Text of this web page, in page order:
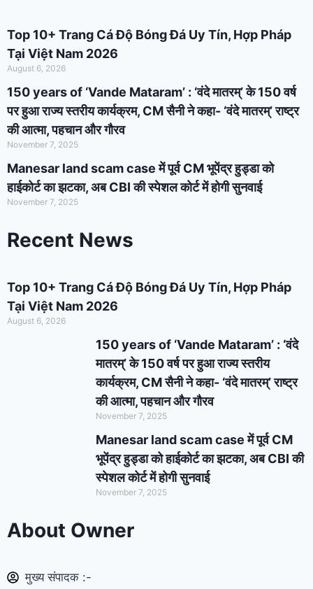
Top 10+ Trang Cá Độ Bóng Đá Uy Tín, Hợp Pháp
Tại Việt Nam 2026
August 6, 2026
150 years of ‘Vande Mataram’ : ‘वंदे मातरम्’ के 150 वर्ष
पर हुआ राज्य स्तरीय कार्यक्रम, CM सैनी ने कहा- ‘वंदे मातरम्’ राष्ट्र
की आत्मा, पहचान और गौरव
November 7, 2025
Manesar land scam case में पूर्व CM भूपेंद्र हुड्डा को
हाईकोर्ट का झटका, अब CBI की स्पेशल कोर्ट में होगी सुनवाई
November 7, 2025
Recent News
Top 10+ Trang Cá Độ Bóng Đá Uy Tín, Hợp Pháp
Tại Việt Nam 2026
August 6, 2026
150 years of ‘Vande Mataram’ : ‘वंदे
मातरम्’ के 150 वर्ष पर हुआ राज्य स्तरीय
कार्यक्रम, CM सैनी ने कहा- ‘वंदे मातरम्’ राष्ट्र
की आत्मा, पहचान और गौरव
November 7, 2025
Manesar land scam case में पूर्व CM
भूपेंद्र हुड्डा को हाईकोर्ट का झटका, अब CBI की
स्पेशल कोर्ट में होगी सुनवाई
November 7, 2025
About Owner
मुख्य संपादक :-